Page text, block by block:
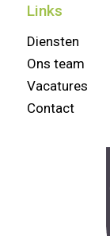
Links
Diensten
Ons team
Vacatures
Contact